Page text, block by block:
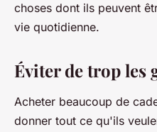
choses dont ils peuvent
vie quotidienne.
Éviter de trop les
Acheter beaucoup de
donner tout ce qu'ils